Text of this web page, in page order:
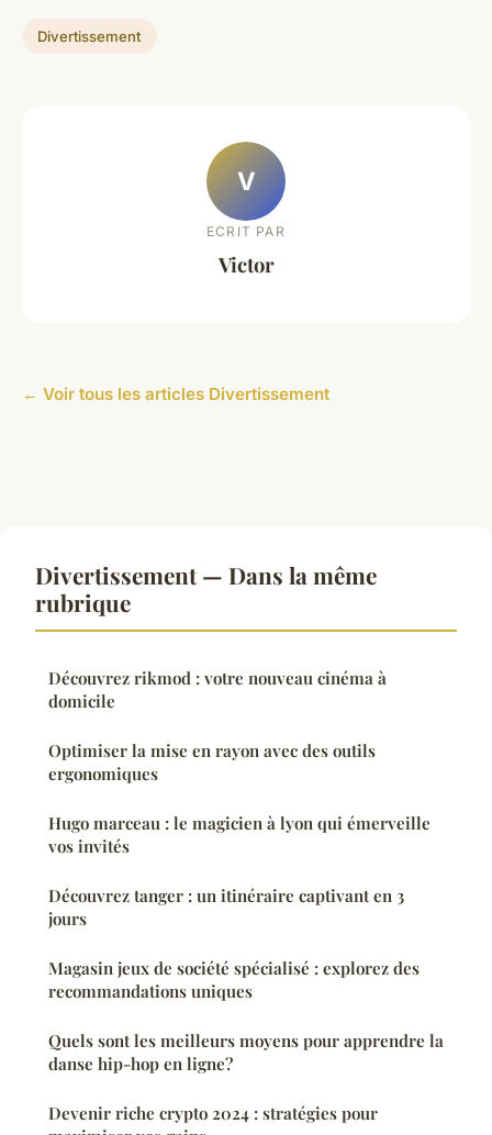
Divertissement
V
ECRIT PAR
Victor
← Voir tous les articles Divertissement
Divertissement — Dans la même
rubrique
Découvrez rikmod : votre nouveau cinéma à
domicile
Optimiser la mise en rayon avec des outils
ergonomiques
Hugo marceau : le magicien à lyon qui émerveille
vos invités
Découvrez tanger : un itinéraire captivant en 3
jours
Magasin jeux de société spécialisé : explorez des
recommandations uniques
Quels sont les meilleurs moyens pour apprendre la
danse hip-hop en ligne?
Devenir riche crypto 2024 : stratégies pour